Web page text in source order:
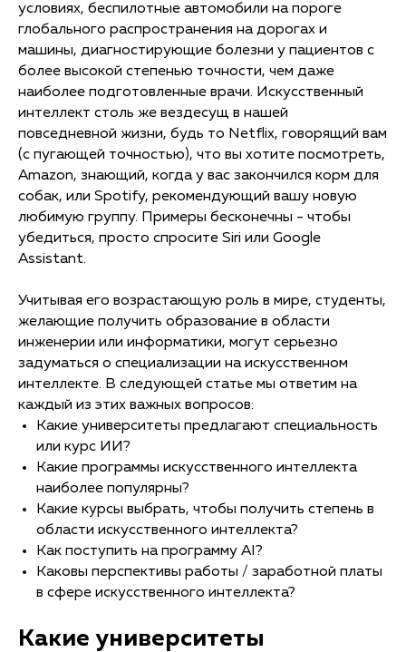
условиях, беспилотные автомобили на пороге
глобального распространения на дорогах и
машины, диагностирующие болезни у пациентов с
более высокой степенью точности, чем даже
наиболее подготовленные врачи. Искусственный
интеллект столь же вездесущ в нашей
повседневной жизни, будь то Netflix, говорящий вам
(с пугающей точностью), что вы хотите посмотреть,
Amazon, знающий, когда у вас закончился корм для
собак, или Spotify, рекомендующий вашу новую
любимую группу. Примеры бесконечны - чтобы
убедиться, просто спросите Siri или Google
Assistant.
Учитывая его возрастающую роль в мире, студенты,
желающие получить образование в области
инженерии или информатики, могут серьезно
задуматься о специализации на искусственном
интеллекте. В следующей статье мы ответим на
каждый из этих важных вопросов:
Какие университеты предлагают специальность
или курс ИИ?
Какие программы искусственного интеллекта
наиболее популярны?
Какие курсы выбрать, чтобы получить степень в
области искусственного интеллекта?
Как поступить на программу AI?
Каковы перспективы работы / заработной платы
в сфере искусственного интеллекта?
Какие университеты